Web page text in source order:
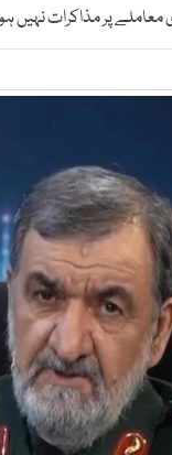
معاملے پر مذاکرات